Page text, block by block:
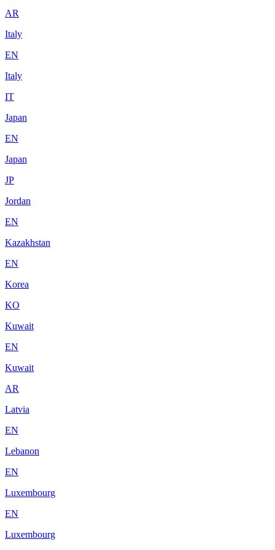
AR
Italy
EN
Italy
IT
Japan
EN
Japan
JP
Jordan
EN
Kazakhstan
EN
Korea
KO
Kuwait
EN
Kuwait
AR
Latvia
EN
Lebanon
EN
Luxembourg
EN
Luxembourg